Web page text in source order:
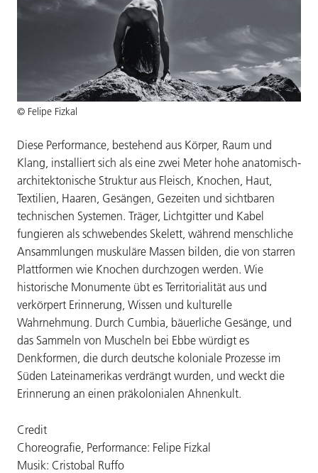
© Felipe Fizkal
Diese Performance, bestehend aus Körper, Raum und
Klang, installiert sich als eine zwei Meter hohe anatomisch-
architektonische Struktur aus Fleisch, Knochen, Haut,
Textilien, Haaren, Gesängen, Gezeiten und sichtbaren
technischen Systemen. Träger, Lichtgitter und Kabel
fungieren als schwebendes Skelett, während menschliche
Ansammlungen muskuläre Massen bilden, die von starren
Plattformen wie Knochen durchzogen werden. Wie
historische Monumente übt es Territorialität aus und
verkörpert Erinnerung, Wissen und kulturelle
Wahrnehmung. Durch Cumbia, bäuerliche Gesänge, und
das Sammeln von Muscheln bei Ebbe würdigt es
Denkformen, die durch deutsche koloniale Prozesse im
Süden Lateinamerikas verdrängt wurden, und weckt die
Erinnerung an einen präkolonialen Ahnenkult.
Credit
Choreografie, Performance: Felipe Fizkal
Musik: Cristobal Ruffo